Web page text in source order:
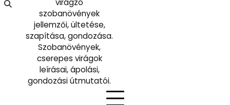
virágzó
szobanövények
jellemzői, ültetése,
szapítása, gondozása.
Szobanövények,
cserepes virágok
leírásai, ápolási,
gondozási útmutatói.